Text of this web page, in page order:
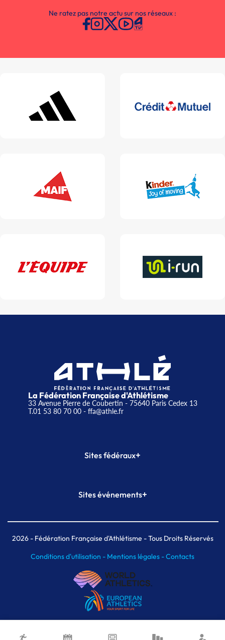
Ne ratez pas notre actu sur nos réseaux :
La Fédération Française d'Athlétisme
33 Avenue Pierre de Coubertin - 75640 Paris Cedex 13
T.01 53 80 70 00- ffa@athle.fr
Sites fédéraux+
Plateforme Formation
Sites événements+
Meeting de Paris indoor
MAIF Ekiden de Paris
2026- Fédération Française d'Athlétisme - Tous Droits Réservés
Conditions d'utilisation - Mentions légales -Contacts